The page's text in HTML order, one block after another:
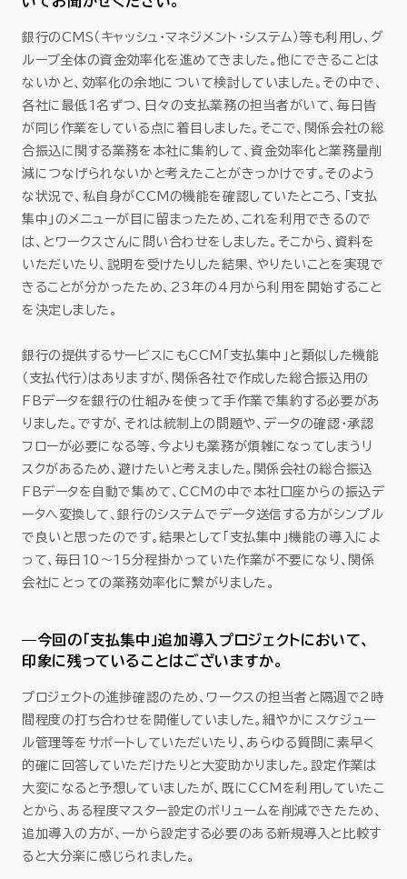
銀行のCMS（キャッシュ・マネジメント・システム）等も利用し、グ
ループ全体の資金効率化を進めてきました。他にできることは
ないかと、効率化の余地について検討していました。その中で、
各社に最低1名ずつ、日々の支払業務の担当者がいて、毎日皆
が同じ作業をしている点に着目しました。そこで、関係会社の総
合振込に関する業務を本社に集約して、資金効率化と業務量削
減につなげられないかと考えたことがきっかけです。そのよう
な状況で、私自身がCCMの機能を確認していたところ、「支払
集中」のメニューが目に留まったため、これを利用できるので
は、とワークスさんに問い合わせをしました。そこから、資料を
いただいたり、説明を受けたりした結果、やりたいことを実現で
きることが分かったため、23年の4月から利用を開始すること
を決定しました。
銀行の提供するサービスにもCCM「支払集中」と類似した機能
（支払代行）はありますが、関係各社で作成した総合振込用の
FBデータを銀行の仕組みを使って手作業で集約する必要があ
りました。ですが、それは統制上の問題や、データの確認・承認
フローが必要になる等、今よりも業務が煩雑になってしまうリ
スクがあるため、避けたいと考えました。関係会社の総合振込
FBデータを自動で集めて、CCMの中で本社口座からの振込デ
ータへ変換して、銀行のシステムでデータ送信する方がシンプル
で良いと思ったのです。結果として「支払集中」機能の導入によ
って、毎日10～15分程掛かっていた作業が不要になり、関係
会社にとっての業務効率化に繋がりました。
—今回の「支払集中」追加導入プロジェクトにおいて、
印象に残っていることはございますか。
プロジェクトの進捗確認のため、ワークスの担当者と隔週で2時
間程度の打ち合わせを開催していました。細やかにスケジュー
ル管理等をサポートしていただいたり、あらゆる質問に素早く
的確に回答していただけたりと大変助かりました。設定作業は
大変になると予想していましたが、既にCCMを利用していたこ
とから、ある程度マスター設定のボリュームを削減できたため、
追加導入の方が、一から設定する必要のある新規導入と比較す
ると大分楽に感じられました。